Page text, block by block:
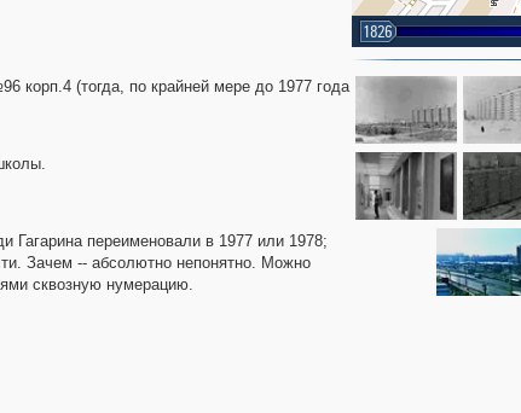
1826
корп.4 (тогда, по крайней мере до 1977 года
Гагарина переименовали в 1977 или 1978;
Зачем -- абсолютно непонятно. Можно
сквозную нумерацию.